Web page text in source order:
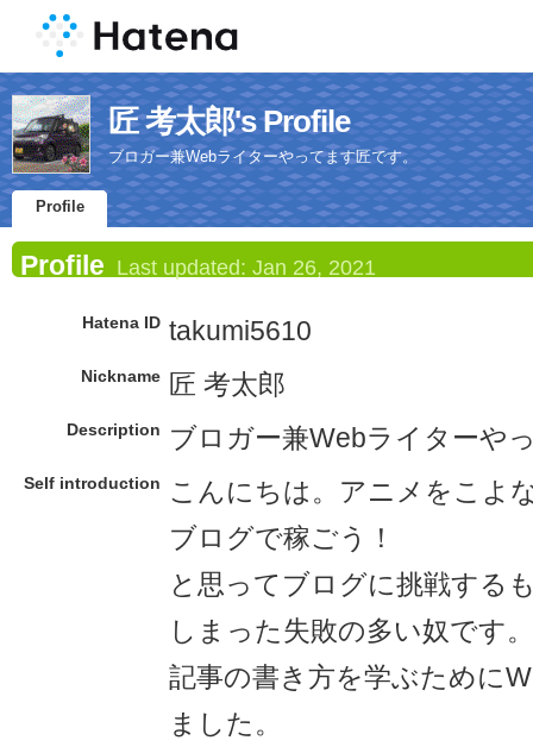
匠 考太郎's Profile
ブロガー兼Webライターやってます匠です。
Profile
Profile Last updated: Jan 26, 2021
Hatena ID takumi5610
Nickname 匠 考太郎
Description ブロガー兼Webライターや
Self introduction
こんにちは。アニメをこよ
ブログで稼ごう！
と思ってブログに挑戦する
しまった失敗の多い奴です。
記事の書き方を学ぶために
ました。